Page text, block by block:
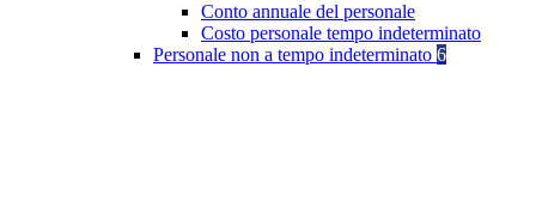
Conto annuale del personale
Costo personale tempo indeterminato
Personale non a tempo indeterminato 6